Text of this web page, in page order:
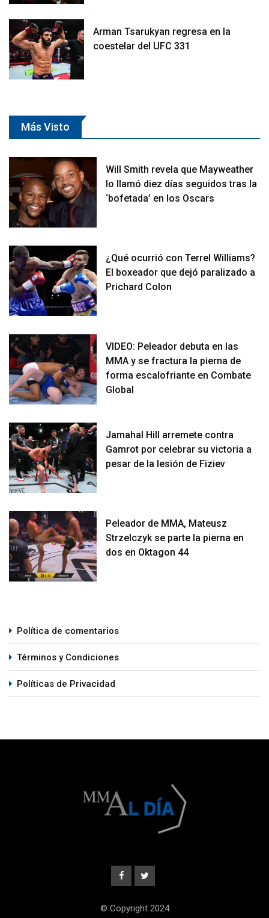
Arman Tsarukyan regresa en la
coestelar del UFC 331
Más Visto
Will Smith revela que Mayweather
lo llamó diez días seguidos tras la
‘bofetada’ en los Oscars
¿Qué ocurrió con Terrel Williams?
El boxeador que dejó paralizado a
Prichard Colon
VIDEO: Peleador debuta en las
MMA y se fractura la pierna de
forma escalofriante en Combate
Global
Jamahal Hill arremete contra
Gamrot por celebrar su victoria a
pesar de la lesión de Fiziev
Peleador de MMA, Mateusz
Strzelczyk se parte la pierna en
dos en Oktagon 44
Política de comentarios
Términos y Condiciones
Políticas de Privacidad
© Copyright 2024